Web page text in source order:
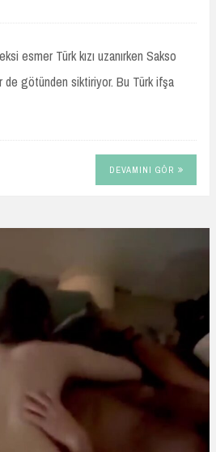
esmer Türk kızı uzanırken Sakso
de götünden siktiriyor. Bu Türk ifşa
DEVAMINI GÖR